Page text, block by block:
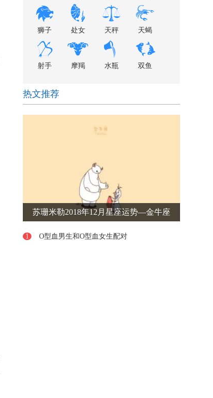
狮子 处女 天秤 天蝎
射手 摩羯 水瓶 双鱼
热文推荐
苏珊米勒2018年12月星座运势—金牛座
1 O型血男生和O型血女生配对